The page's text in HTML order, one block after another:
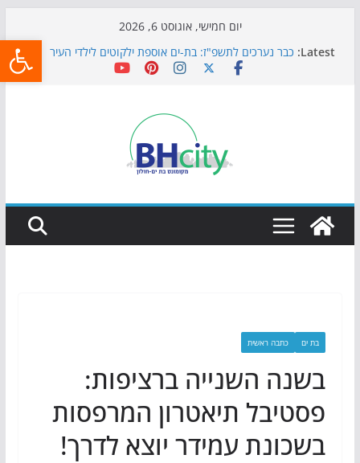
יום חמישי, אוגוסט 6, 2026
Latest: כבר נערכים לתשפ"ז: בת-ים אוספת ילקוטים לילדי העיר
חגיגות המאה מגיעות לחוף: מופע המזרקות חוזר לבת-ים
הקיץ של בני הנוער בבת־ים: חוף הריביירה הופך למרחב
התמודדות והכנה לתקופת שינוי
בת ים כתבה ראשית
בשנה השנייה ברציפות:
פסטיבל תיאטרון המרפסות
בשכונת עמידר יוצא לדרך!